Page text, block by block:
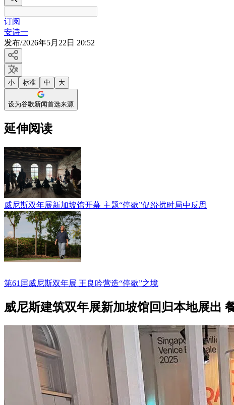
订阅
安诗一
发布/2026年5月22日 20:52
小 标准 中 大
设为谷歌新闻首选来源
延伸阅读
威尼斯双年展新加坡馆开幕 主题“停歇”促纷扰时局中反思
第61届威尼斯双年展 王良吟营造“停歇”之境
威尼斯建筑双年展新加坡馆回归本地展出